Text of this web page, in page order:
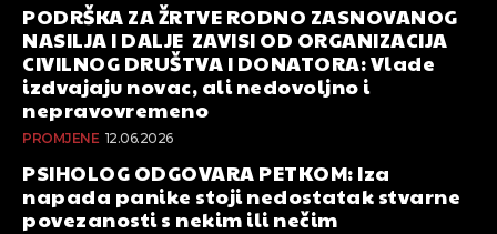
PODRŠKA ZA ŽRTVE RODNO ZASNOVANOG
NASILJA I DALJE ZAVISI OD ORGANIZACIJA
CIVILNOG DRUŠTVA I DONATORA: Vlade
izdvajaju novac, ali nedovoljno i
nepravovremeno
PROMJENE 12.06.2026
PSIHOLOG ODGOVARA PETKOM: Iza
napada panike stoji nedostatak stvarne
povezanosti s nekim ili nečim